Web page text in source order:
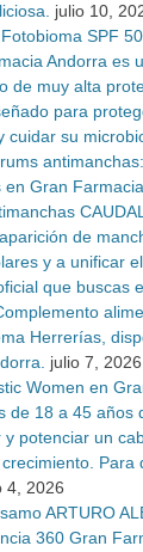
julio 10,
SPF
Andorra es
de muy alta
para
cuidar su
en Gran
de
y a unificar el
que buscas
Herrerías,
julio 7, 2026
Women en
de 18 a 45 años
y potenciar un
Para
4, 2026
ARTURO
360 Gran